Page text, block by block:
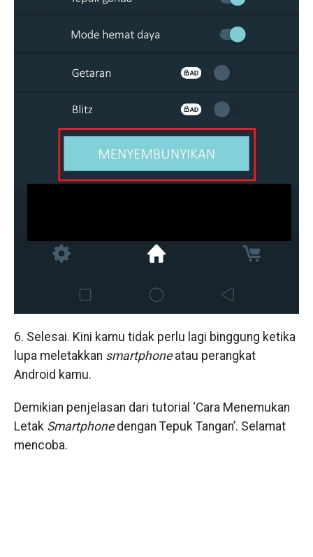
6. Selesai. Kini kamu tidak perlu lagi binggung ketika
lupa meletakkan smartphoneatau perangkat
Android kamu.
Demikian penjelasan dari tutorial ‘Cara Menemukan
Letak Smartphonedengan Tepuk Tangan’. Selamat
mencoba.